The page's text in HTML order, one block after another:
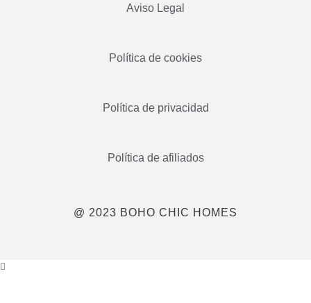
Aviso Legal
Política de cookies
Política de privacidad
Política de afiliados
@ 2023 BOHO CHIC HOMES